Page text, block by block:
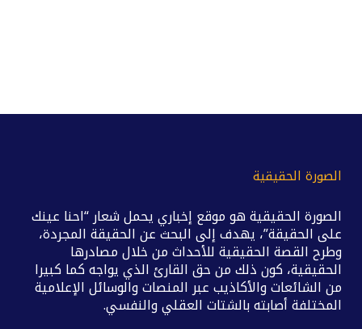
الصورة الحقيقية
الصورة الحقيقية هو موقع إخباري يحمل شعار “احنا عينك
على الحقيقة”، يهدف إلى البحث عن الحقيقة المجردة،
وطرح القصة الحقيقية للأحداث من خلال مصادرها
الحقيقية، كون ذلك من حق القارئ الذي يواجه كما كبيرا
من الشائعات والأكاذيب عبر المنصات والوسائل الإعلامية
المختلفة أصابته بالشتات العقلي والنفسي.